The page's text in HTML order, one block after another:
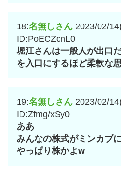
18:名無しさん 2023/02/
ID:PoECZcnL0
堀江さんは一般人が出口
を入口にするほど柔軟な
19:名無しさん 2023/02/
ID:Zfmg/xSy0
ああ
みんなの株式がミンカブ
やっぱり株かよw